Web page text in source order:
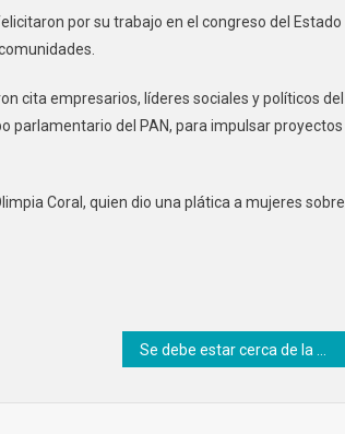
por su trabajo en el congreso del Estado
cita empresarios, líderes sociales y políticos del
parlamentario del PAN, para impulsar proyectos
Coral, quien dio una plática a mujeres sobre